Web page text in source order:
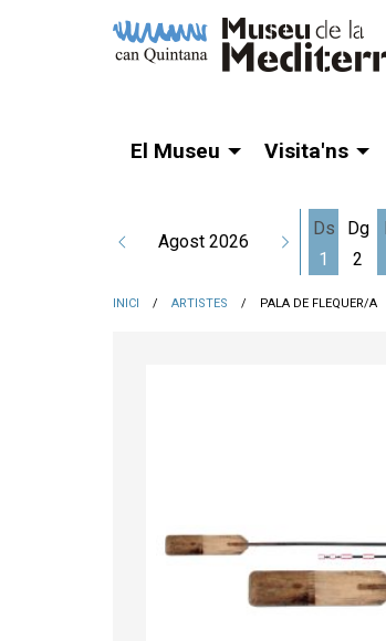
El Museu Visita'ns
Agost 2026
Ds
1
Dg
2
INICI ARTISTES PALA DE FLEQUER/A